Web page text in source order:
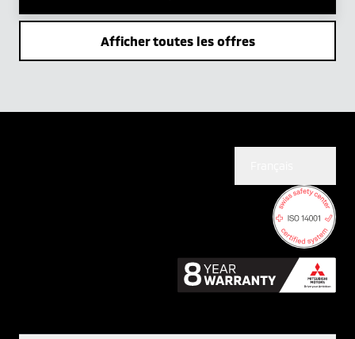
Afficher toutes les offres